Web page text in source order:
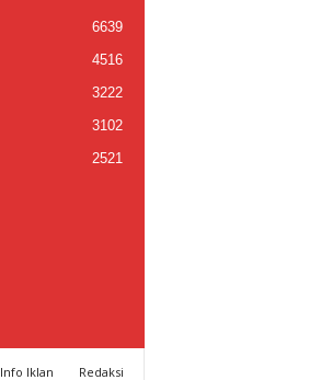
6639
4516
3222
3102
2521
Info Iklan Redaksi